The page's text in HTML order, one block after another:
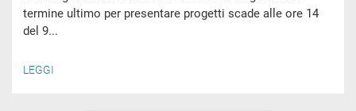
termine ultimo per presentare progetti scade alle ore 14
del 9...
LEGGI